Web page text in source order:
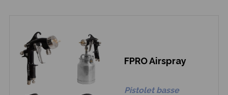
FPRO Airspray
Pistolet basse